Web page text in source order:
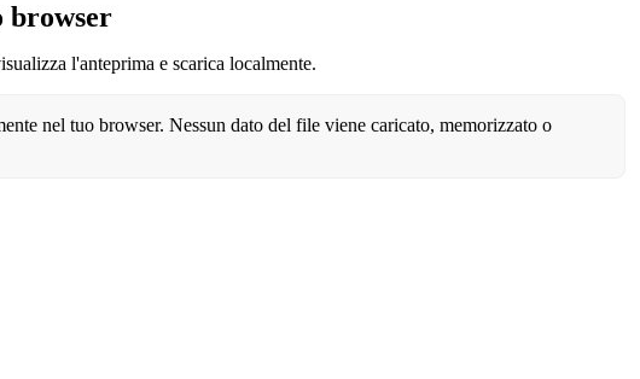
browser
l'anteprima e scarica localmente.
nel tuo browser. Nessun dato del file viene caricato, memorizzato o